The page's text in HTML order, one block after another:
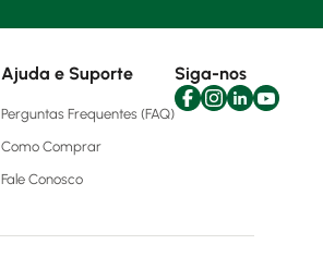
Ajuda e Suporte
Perguntas Frequentes (FAQ)
Como Comprar
Fale Conosco
Siga-nos